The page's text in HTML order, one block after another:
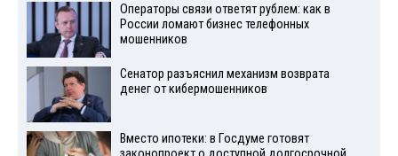
Операторы связи ответят рублем: как в
России ломают бизнес телефонных
мошенников
Сенатор разъяснил механизм возврата
денег от кибермошенников
Вместо ипотеки: в Госдуме готовят